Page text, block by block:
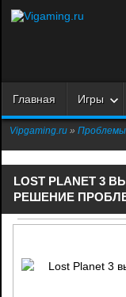
Главная Игры
Vipgaming.ru » Проблемы
LOST PLANET
РЕШЕНИЕ